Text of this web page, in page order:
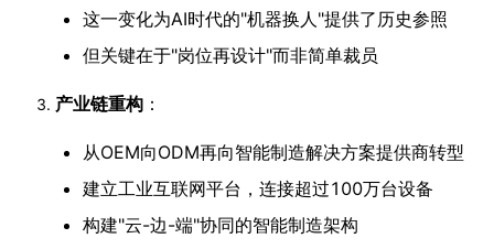
这一变化为AI时代的"机器换人"提供了历史参照
但关键在于"岗位再设计"而非简单裁员
产业链重构 ：
从OEM向ODM再向智能制造解决方案提供商转型
建立工业互联网平台，连接超过100万台设备
构建"云-边-端"协同的智能制造架构